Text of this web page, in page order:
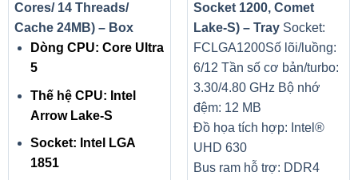
Cores/ 14 Threads/
Cache 24MB) – Box
Dòng CPU: Core Ultra
5
Thế hệ CPU: Intel
Arrow Lake-S
Socket: Intel LGA
1851
Socket 1200, Comet
Lake-S) – Tray Socket:
FCLGA1200Số lõi/luồng:
6/12 Tần số cơ bản/turbo:
3.30/4.80 GHz Bộ nhớ
đệm: 12 MB
Đồ họa tích hợp: Intel®
UHD 630
Bus ram hỗ trợ: DDR4